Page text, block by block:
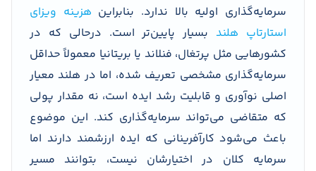
سرمایه‌گذاری اولیه بالا ندارد. بنابراین هزینه ویزای
استارتاپ هلند بسیار پایین‌تر است. درحالی که در
کشورهایی مثل پرتغال، فنلاند یا بریتانیا معمولاً حداقل
سرمایه‌گذاری مشخصی تعریف شده، اما در هلند معیار
اصلی نوآوری و قابلیت رشد ایده است، نه مقدار پولی
که متقاضی می‌تواند سرمایه‌گذاری کند. این موضوع
باعث می‌شود کارآفرینانی که ایده ارزشمند دارند اما
سرمایه کلان در اختیارشان نیست، بتوانند مسیر